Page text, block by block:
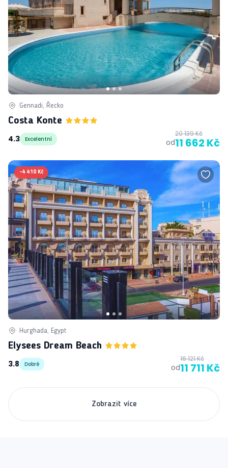
Gennadi, Řecko
Costa Konte
4.3
Excelentní od
20 139 Kč
11 662 Kč
-4 410 Kč
Hurghada, Egypt
Elysees Dream Beach
3.8
Dobré od
16 121 Kč
11 711 Kč
Zobrazit více